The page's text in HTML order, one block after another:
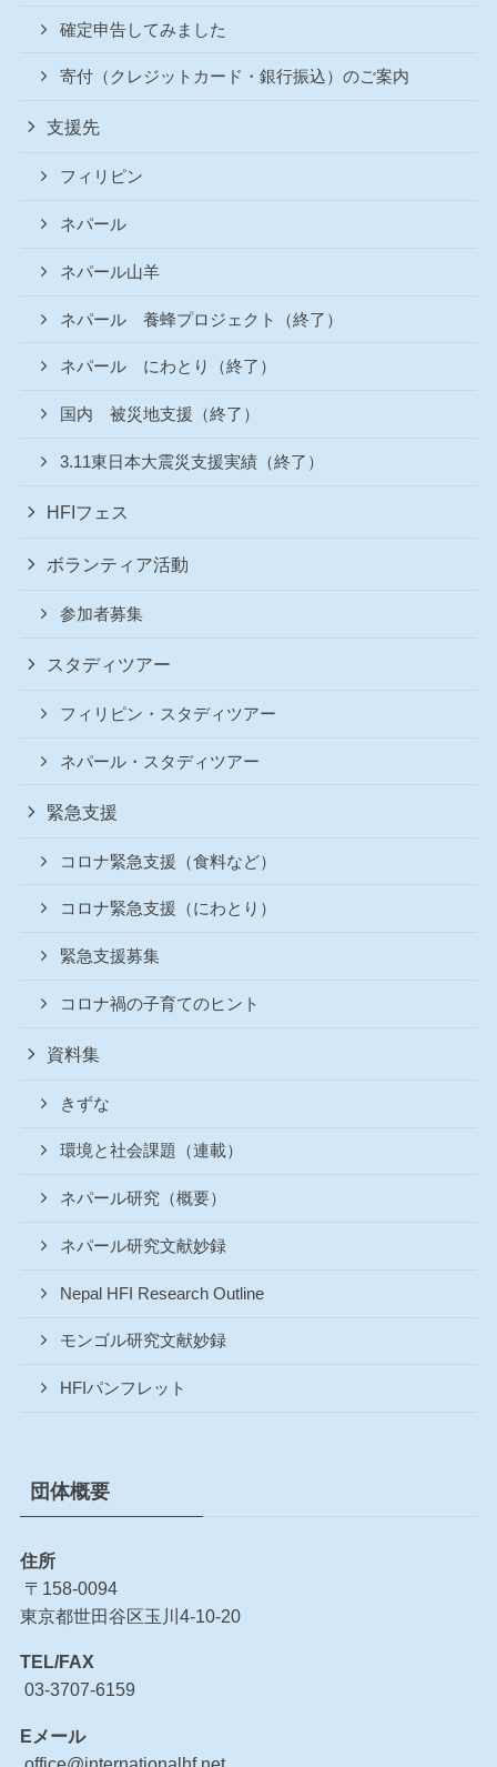
確定申告してみました
寄付（クレジットカード・銀行振込）のご案内
支援先
フィリピン
ネパール
ネパール山羊
ネパール 養蜂プロジェクト（終了）
ネパール にわとり（終了）
国内 被災地支援（終了）
3.11東日本大震災支援実績（終了）
HFIフェス
ボランティア活動
参加者募集
スタディツアー
フィリピン・スタディツアー
ネパール・スタディツアー
緊急支援
コロナ緊急支援（食料など）
コロナ緊急支援（にわとり）
緊急支援募集
コロナ禍の子育てのヒント
資料集
きずな
環境と社会課題（連載）
ネパール研究（概要）
ネパール研究文献妙録
Nepal HFI Research Outline
モンゴル研究文献妙録
HFIパンフレット
団体概要
住所
〒158-0094
東京都世田谷区玉川4-10-20
TEL/FAX
03-3707-6159
Eメール